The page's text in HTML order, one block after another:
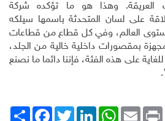
العريقة. وهذا هو ما تؤكده شركة
على لسان المتحدثة باسمها سيلكه
العالم، وفي كل قطاع من قطاعات
بمقصورات داخلية خالية من الجلد،
على هذه الفئة، فإننا دائما ما نصنع
انشر
FacebookTwitterLinkedIn
WhatsAppEmail Print